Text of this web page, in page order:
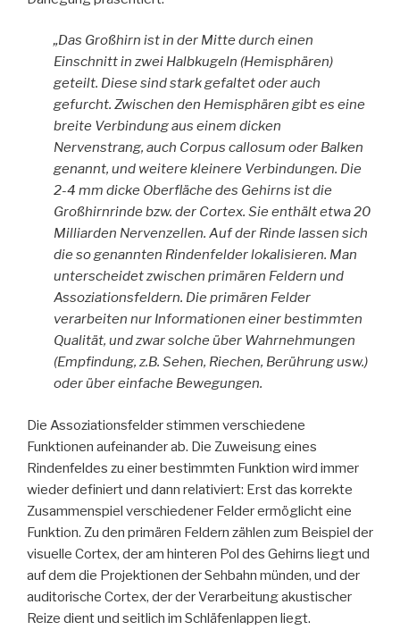
„Das Großhirn ist in der Mitte durch einen
Einschnitt in zwei Halbkugeln (Hemisphären)
geteilt. Diese sind stark gefaltet oder auch
gefurcht. Zwischen den Hemisphären gibt es eine
breite Verbindung aus einem dicken
Nervenstrang, auch Corpus callosum oder Balken
genannt, und weitere kleinere Verbindungen. Die
2-4 mm dicke Oberfläche des Gehirns ist die
Großhirnrinde bzw. der Cortex. Sie enthält etwa 20
Milliarden Nervenzellen. Auf der Rinde lassen sich
die so genannten Rindenfelder lokalisieren. Man
unterscheidet zwischen primären Feldern und
Assoziationsfeldern. Die primären Felder
verarbeiten nur Informationen einer bestimmten
Qualität, und zwar solche über Wahrnehmungen
(Empfindung, z.B. Sehen, Riechen, Berührung usw.)
oder über einfache Bewegungen.
Die Assoziationsfelder stimmen verschiedene
Funktionen aufeinander ab. Die Zuweisung eines
Rindenfeldes zu einer bestimmten Funktion wird immer
wieder definiert und dann relativiert: Erst das korrekte
Zusammenspiel verschiedener Felder ermöglicht eine
Funktion. Zu den primären Feldern zählen zum Beispiel der
visuelle Cortex, der am hinteren Pol des Gehirns liegt und
auf dem die Projektionen der Sehbahn münden, und der
auditorische Cortex, der der Verarbeitung akustischer
Reize dient und seitlich im Schläfenlappen liegt.